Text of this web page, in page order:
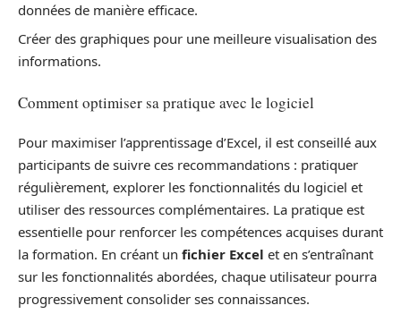
données de manière efficace.
Créer des graphiques pour une meilleure visualisation des
informations.
Comment optimiser sa pratique avec le logiciel
Pour maximiser l’apprentissage d’Excel, il est conseillé aux
participants de suivre ces recommandations : pratiquer
régulièrement, explorer les fonctionnalités du logiciel et
utiliser des ressources complémentaires. La pratique est
essentielle pour renforcer les compétences acquises durant
la formation. En créant un fichier Excel et en s’entraînant
sur les fonctionnalités abordées, chaque utilisateur pourra
progressivement consolider ses connaissances.